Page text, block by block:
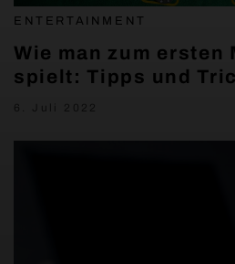
ENTERTAINMENT
Wie man zum ersten
spielt: Tipps und
6. Juli 2022